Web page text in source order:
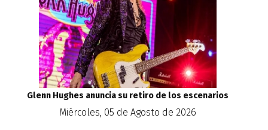
Glenn Hughes anuncia su retiro de los escenarios
Miércoles, 05 de Agosto de 2026